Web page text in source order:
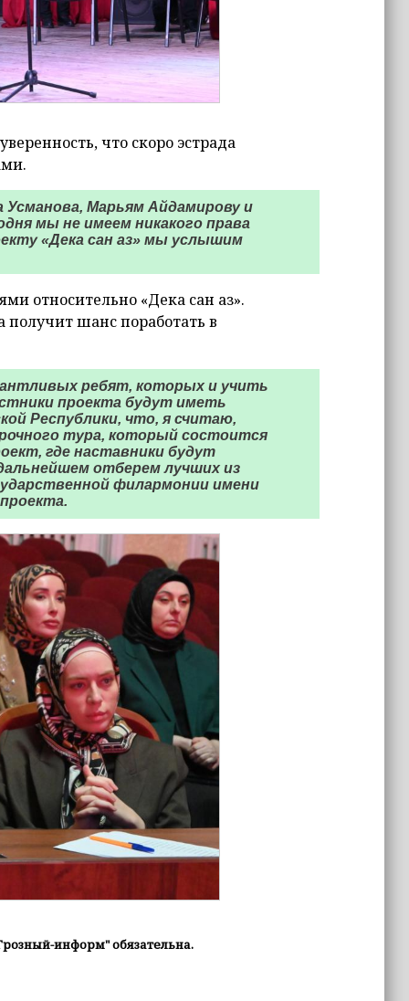
что скоро эстрада
Усманова, Марьям Айдамирову и
мы не имеем никакого права
«Дека сан аз» мы услышим
относительно «Дека сан аз».
шанс поработать в
ребят, которых и учить
проекта будут иметь
Республики, что, я считаю,
тура, который состоится
где наставники будут
отберем лучших из
филармонии имени
информ" обязательна.